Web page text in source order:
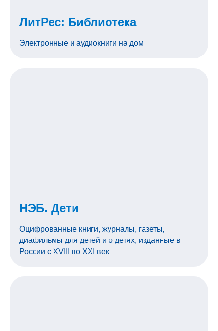
ЛитРес: Библиотека
Электронные и аудиокниги на дом
НЭБ. Дети
Оцифрованные книги, журналы, газеты,
диафильмы для детей и о детях, изданные в
России с XVIII по XXI век